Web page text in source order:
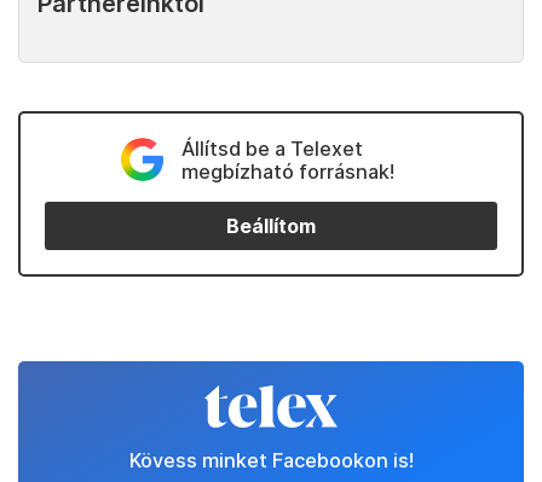
Állítsd be a Telexet
megbízható forrásnak!
Beállítom
Kövess minket Facebookon is!